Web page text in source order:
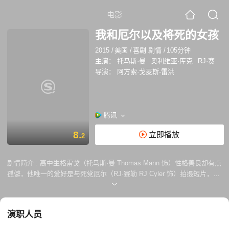
电影
8.2
我和厄尔以及将死的女孩
2015 / 美国 /喜剧 剧情 / 105分钟
主演：
托马斯·曼 奥利维亚·库克 RJ·赛勒
导演：
阿方索·戈麦斯-雷洪
腾讯
立即播放
剧情简介 : 高中生格雷戈（托马斯·曼 Thomas Mann 饰）性格善良却有点
孤僻，他唯一的爱好是与死党厄尔（RJ·赛勒 RJ Cyler 饰）拍摄短片，改
编他们喜爱经典电影，自娱自乐。有一天，格雷戈结识了身患白血病的女
不好意思说出口。就在此时，蕾切尔的病情加重，格雷戈意识到自己必须
演职人员